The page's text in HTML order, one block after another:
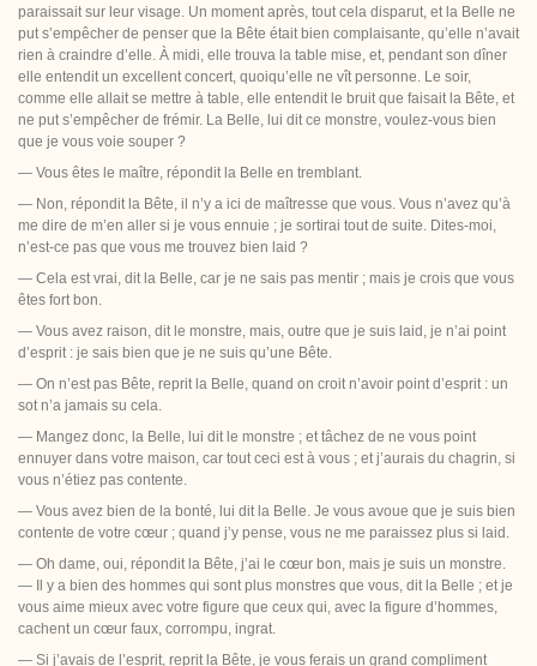
paraissait sur leur visage. Un moment après, tout cela disparut, et la Belle ne
put s’empêcher de penser que la Bête était bien complaisante, qu’elle n’avait
rien à craindre d’elle. À midi, elle trouva la table mise, et, pendant son dîner
elle entendit un excellent concert, quoiqu’elle ne vît personne. Le soir,
comme elle allait se mettre à table, elle entendit le bruit que faisait la Bête, et
ne put s’empêcher de frémir. La Belle, lui dit ce monstre, voulez-vous bien
que je vous voie souper ?
— Vous êtes le maître, répondit la Belle en tremblant.
— Non, répondit la Bête, il n’y a ici de maîtresse que vous. Vous n’avez qu’à
me dire de m’en aller si je vous ennuie ; je sortirai tout de suite. Dites-moi,
n’est-ce pas que vous me trouvez bien laid ?
— Cela est vrai, dit la Belle, car je ne sais pas mentir ; mais je crois que vous
êtes fort bon.
— Vous avez raison, dit le monstre, mais, outre que je suis laid, je n’ai point
d’esprit : je sais bien que je ne suis qu’une Bête.
— On n’est pas Bête, reprit la Belle, quand on croit n’avoir point d’esprit : un
sot n’a jamais su cela.
— Mangez donc, la Belle, lui dit le monstre ; et tâchez de ne vous point
ennuyer dans votre maison, car tout ceci est à vous ; et j’aurais du chagrin, si
vous n’étiez pas contente.
— Vous avez bien de la bonté, lui dit la Belle. Je vous avoue que je suis bien
contente de votre cœur ; quand j’y pense, vous ne me paraissez plus si laid.
— Oh dame, oui, répondit la Bête, j’ai le cœur bon, mais je suis un monstre.
— Il y a bien des hommes qui sont plus monstres que vous, dit la Belle ; et je
vous aime mieux avec votre figure que ceux qui, avec la figure d’hommes,
cachent un cœur faux, corrompu, ingrat.
— Si j’avais de l’esprit, reprit la Bête, je vous ferais un grand compliment